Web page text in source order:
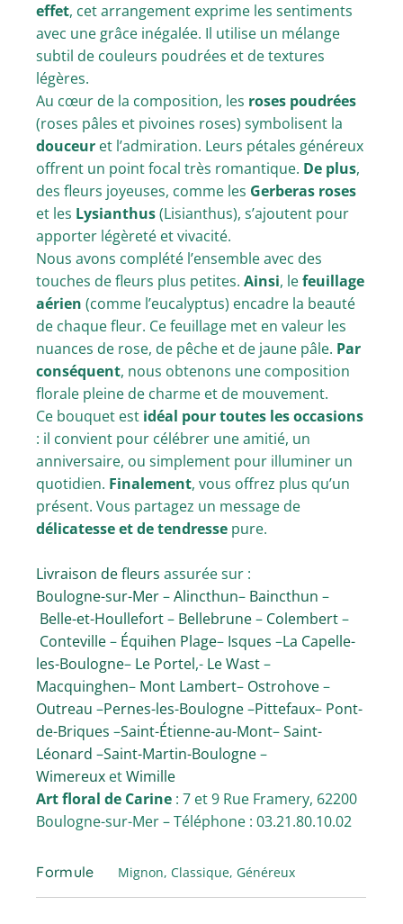
effet, cet arrangement exprime les sentiments
avec une grâce inégalée. Il utilise un mélange
subtil de couleurs poudrées et de textures
légères.
Au cœur de la composition, les roses poudrées
(roses pâles et pivoines roses) symbolisent la
douceur et l’admiration. Leurs pétales généreux
offrent un point focal très romantique. De plus,
des fleurs joyeuses, comme les Gerberas roses
et les Lysianthus(Lisianthus), s’ajoutent pour
apporter légèreté et vivacité.
Nous avons complété l’ensemble avec des
touches de fleurs plus petites.Ainsi, lefeuillage
aérien (comme l’eucalyptus) encadre la beauté
de chaque fleur. Ce feuillage met en valeur les
nuances de rose, de pêche et de jaune pâle. Par
conséquent, nous obtenons une composition
florale pleine de charme et de mouvement.
Ce bouquet est idéal pour toutes les occasions
: il convient pour célébrer une amitié, un
anniversaire, ou simplement pour illuminer un
quotidien. Finalement, vous offrez plus qu’un
présent. Vous partagez un message de
délicatesse et de tendresse pure.
Livraison de fleurs assurée sur :
Boulogne-sur-Mer–Alincthun– Baincthun –
Belle-et-Houllefort– Bellebrune– Colembert–
Conteville– Équihen Plage– Isques –La Capelle-
les-Boulogne– Le Portel,- Le Wast–
Macquinghen– Mont Lambert– Ostrohove–
Outreau –Pernes-les-Boulogne–Pittefaux– Pont-
de-Briques –Saint-Étienne-au-Mont–Saint-
Léonard –Saint-Martin-Boulogne–
Wimereux etWimille
Art floral de Carine : 7 et 9 Rue Framery, 62200
Boulogne-sur-Mer – Téléphone : 03.21.80.10.02
Formule Mignon, Classique, Généreux